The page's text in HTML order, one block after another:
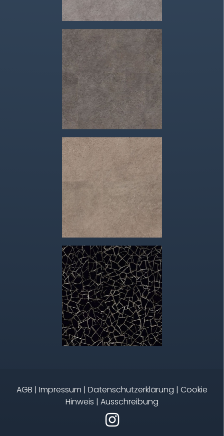
AGB | Impressum | Datenschutzerklärung | Cookie
Hinweis | Ausschreibung